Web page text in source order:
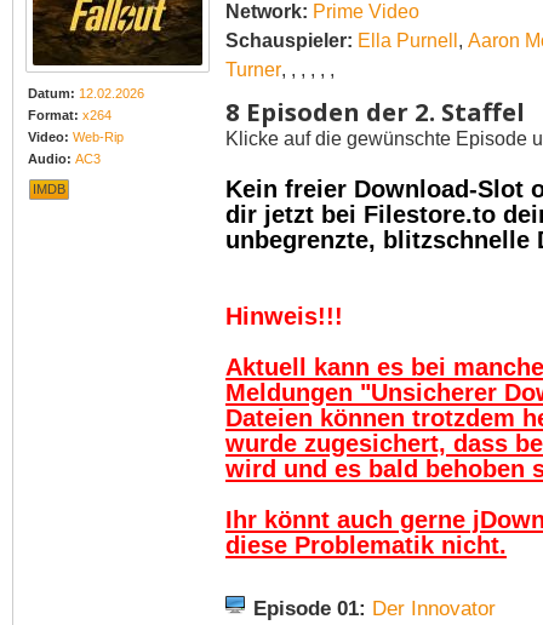
Datum: 12.02.2026
Format: x264
Video: Web-Rip
Audio: AC3
IMDB
Network: Prime Video
Schauspieler: Ella Purnell , Aaron
Turner, , , , , ,
8 Episoden der 2. Staffel
Klicke auf die gewünschte Episode
Kein freier Download-Slot
dir jetzt bei Filestore.to
unbegrenzte, blitzschnelle
Hinweis!!!
Aktuell kann es bei
Meldungen "Unsicherer
Dateien können trotzdem
wurde zugesichert, dass
wird und es bald behoben
Ihr könnt auch gerne
diese Problematik nicht.
Episode 01: Der Innovator